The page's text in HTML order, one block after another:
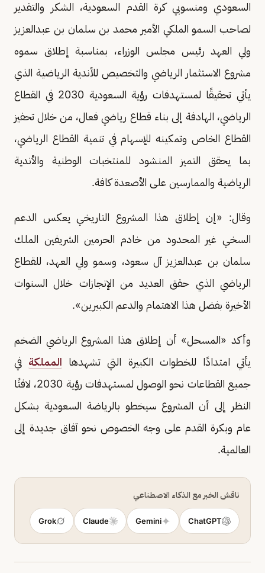
السعودي ومنسوبي كرة القدم السعودية، الشكر والتقدير
لصاحب السمو الملكي الأمير محمد بن سلمان بن عبدالعزيز
ولي العهد رئيس مجلس الوزراء، بمناسبة إطلاق سموه
مشروع الاستثمار الرياضي والتخصيص للأندية الرياضية الذي
يأتي تحقيقًا لمستهدفات رؤية السعودية 2030 في القطاع
الرياضي، الهادفة إلى بناء قطاع رياضي فعال، من خلال تحفيز
القطاع الخاص وتمكينه للإسهام في تنمية القطاع الرياضي،
بما يحقق التميز المنشود للمنتخبات الوطنية والأندية
الرياضية والممارسين على الأصعدة كافة.
وقال: «إن إطلاق هذا المشروع التاريخي يعكس الدعم
السخي غير المحدود من خادم الحرمين الشريفين الملك
سلمان بن عبدالعزيز آل سعود، وسمو ولي العهد، للقطاع
الرياضي الذي حقق العديد من الإنجازات خلال السنوات
الأخيرة بفضل هذا الاهتمام والدعم الكبيرين».
وأكد «المسحل» أن إطلاق هذا المشروع الرياضي الضخم
يأتي امتدادًا للخطوات الكبيرة التي تشهدها المملكة في
جميع القطاعات نحو الوصول لمستهدفات رؤية 2030، لافتًا
النظر إلى أن المشروع سيخطو بالرياضة السعودية بشكل
عام وبكرة القدم على وجه الخصوص نحو آفاق جديدة إلى
العالمية.
ناقش الخبر مع الذكاء الاصطناعي
ChatGPT
Gemini
Claude
Grok